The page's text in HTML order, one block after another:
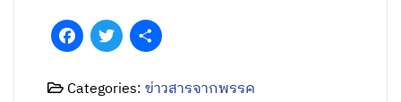
FacebookTwitter
Categories:ข่าวสารจากพรรค